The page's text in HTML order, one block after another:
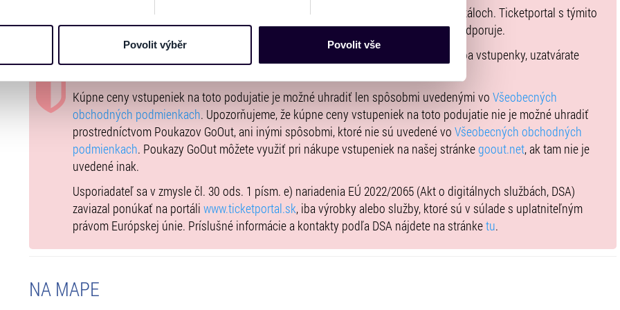
vaší aktivitě na našich webových stránkách. Tyto informace mohou představovat
používáme např. k analýze návštěvnosti webu nebo k personalizaci obsahu a reklam.
naleznete níže. Možnosti zpracování upravíte zaškrtnutím příslušné varianty. Svoji volbu
stránky v záložce „Cookies a jejich nastavení“.
Povolit výběr Povolit vše
Ticketportal nemôže zaručiť pravosť vstupeniek zakúpených na sekundárnych portáloch. Ticketportal s týmito
spoločnosťami nemá nič spoločné a tento spôsob prepredávania vstupeniek nepodporuje.
ticketportal.sk
je online trhoviskom. Kúpnu zmluvu, ktorej predmetom je kúpa vstupenky, uzatvárate
Kúpne ceny vstupeniek na toto podujatie je možné uhradiť len spôsobmi uvedenými vo Všeobecných
obchodných podmienkach. Upozorňujeme, že kúpne ceny vstupeniek na toto podujatie nie je možné uhradiť
prostredníctvom Poukazov GoOut, ani inými spôsobmi, ktoré nie sú uvedené vo Všeobecných obchodných
podmienkach. Poukazy GoOut môžete využiť pri nákupe vstupeniek na našej stránkegoout.net, ak tam nie je
uvedené inak.
Usporiadateľ sa v zmysle čl. 30 ods. 1 písm. e) nariadenia EÚ 2022/2065 (Akt o digitálnych službách, DSA)
zaviazal ponúkať na portáli www.ticketportal.sk, iba výrobky alebo služby, ktoré sú v súlade s uplatniteľným
právom Európskej únie. Príslušné informácie a kontakty podľa DSA nájdete na stránketu.
NA MAPE